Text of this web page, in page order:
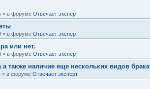
» в форуме Отвечает эксперт
» в форуме Отвечает эксперт
или нет.
» в форуме Отвечает эксперт
а также наличие еще нескольких видов брака
» в форуме Отвечает эксперт